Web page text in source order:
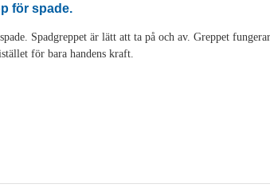
för spade.
Spadgreppet är lätt att ta på och av. Greppet
för bara handens kraft.